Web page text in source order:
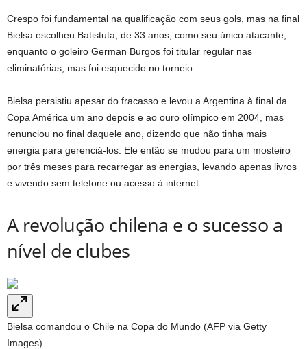
Crespo foi fundamental na qualificação com seus gols, mas na final
Bielsa escolheu Batistuta, de 33 anos, como seu único atacante,
enquanto o goleiro German Burgos foi titular regular nas
eliminatórias, mas foi esquecido no torneio.
Bielsa persistiu apesar do fracasso e levou a Argentina à final da
Copa América um ano depois e ao ouro olímpico em 2004, mas
renunciou no final daquele ano, dizendo que não tinha mais
energia para gerenciá-los. Ele então se mudou para um mosteiro
por três meses para recarregar as energias, levando apenas livros
e vivendo sem telefone ou acesso à internet.
A revolução chilena e o sucesso a
nível de clubes
Bielsa comandou o Chile na Copa do Mundo (AFP via Getty
Images)